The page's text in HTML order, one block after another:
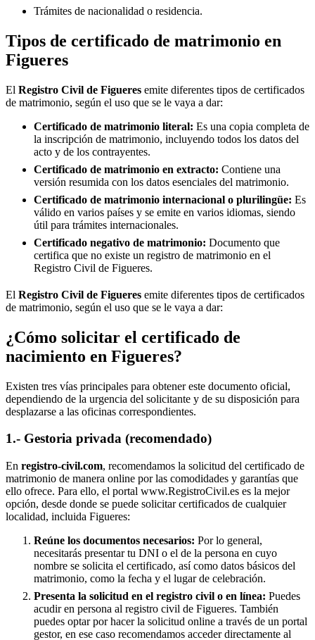
Trámites de nacionalidad o residencia.
Tipos de certificado de matrimonio en
Figueres
El Registro Civil de Figueres emite diferentes tipos de certificados
de matrimonio, según el uso que se le vaya a dar:
Certificado de matrimonio literal: Es una copia completa de
la inscripción de matrimonio, incluyendo todos los datos del
acto y de los contrayentes.
Certificado de matrimonio en extracto: Contiene una
versión resumida con los datos esenciales del matrimonio.
Certificado de matrimonio internacional o plurilingüe: Es
válido en varios países y se emite en varios idiomas, siendo
útil para trámites internacionales.
Certificado negativo de matrimonio: Documento que
certifica que no existe un registro de matrimonio en el
Registro Civil de Figueres.
El Registro Civil de Figueres emite diferentes tipos de certificados
de matrimonio, según el uso que se le vaya a dar:
¿Cómo solicitar el certificado de
nacimiento en Figueres?
Existen tres vías principales para obtener este documento oficial,
dependiendo de la urgencia del solicitante y de su disposición para
desplazarse a las oficinas correspondientes.
1.- Gestoria privada (recomendado)
En registro-civil.com, recomendamos la solicitud del certificado de
matrimonio de manera online por las comodidades y garantías que
ello ofrece. Para ello, el portal www.RegistroCivil.es es la mejor
opción, desde donde se puede solicitar certificados de cualquier
localidad, incluida Figueres:
Reúne los documentos necesarios: Por lo general,
necesitarás presentar tu DNI o el de la persona en cuyo
nombre se solicita el certificado, así como datos básicos del
matrimonio, como la fecha y el lugar de celebración.
Presenta la solicitud en el registro civil o en línea: Puedes
acudir en persona al registro civil de Figueres. También
puedes optar por hacer la solicitud online a través de un portal
gestor, en ese caso recomendamos acceder directamente al